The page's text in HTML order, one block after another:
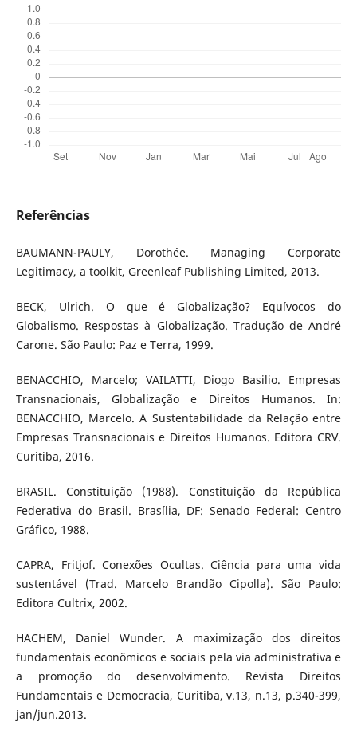
Referências
BAUMANN-PAULY, Dorothée. Managing Corporate
Legitimacy, a toolkit, Greenleaf Publishing Limited, 2013.
BECK, Ulrich. O que é Globalização? Equívocos do
Globalismo. Respostas à Globalização. Tradução de André
Carone. São Paulo: Paz e Terra, 1999.
BENACCHIO, Marcelo; VAILATTI, Diogo Basilio. Empresas
Transnacionais, Globalização e Direitos Humanos. In:
BENACCHIO, Marcelo. A Sustentabilidade da Relação entre
Empresas Transnacionais e Direitos Humanos. Editora CRV.
Curitiba, 2016.
BRASIL. Constituição (1988). Constituição da República
Federativa do Brasil. Brasília, DF: Senado Federal: Centro
Gráfico, 1988.
CAPRA, Fritjof. Conexões Ocultas. Ciência para uma vida
sustentável (Trad. Marcelo Brandão Cipolla). São Paulo:
Editora Cultrix, 2002.
HACHEM, Daniel Wunder. A maximização dos direitos
fundamentais econômicos e sociais pela via administrativa e
a promoção do desenvolvimento. Revista Direitos
Fundamentais e Democracia, Curitiba, v.13, n.13, p.340-399,
jan/jun.2013.